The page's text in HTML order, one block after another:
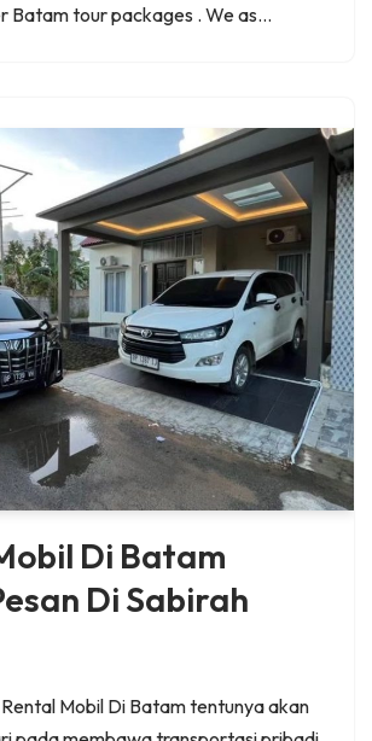
Batam tour packages . We as…
Di Batam
Di Sabirah
Mobil Di Batam tentunya akan